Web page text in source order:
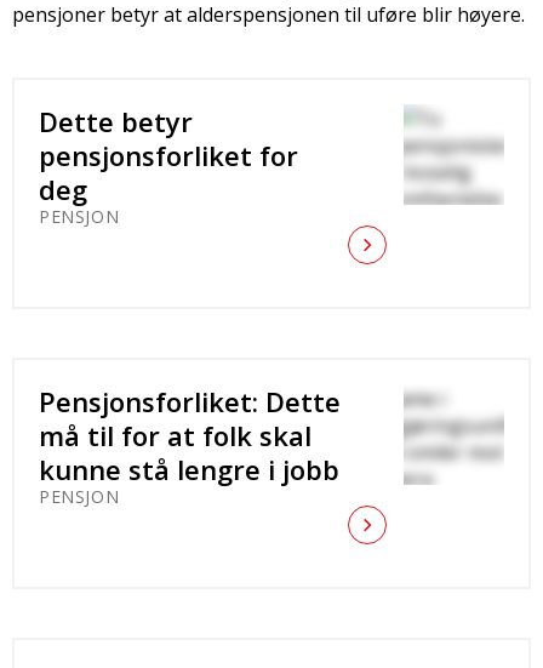
pensjoner betyr at alderspensjonen til uføre blir høyere.
Dette betyr
pensjonsforliket for
deg
PENSJON
Pensjonsforliket: Dette
må til for at folk skal
kunne stå lengre i jobb
PENSJON